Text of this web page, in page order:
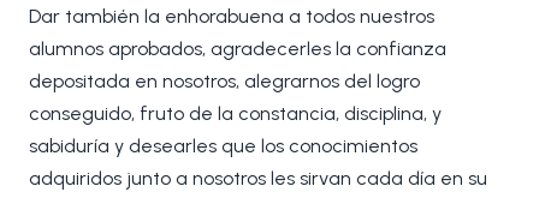
Dar también la enhorabuena a todos nuestros
alumnos aprobados, agradecerles la confianza
depositada en nosotros, alegrarnos del logro
conseguido, fruto de la constancia, disciplina, y
sabiduría y desearles que los conocimientos
adquiridos junto a nosotros les sirvan cada día en su